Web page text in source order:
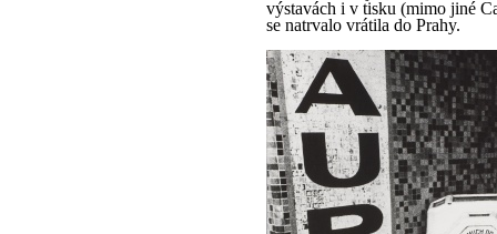
výstavách i v tisku (mimo jiné
se natrvalo vrátila do Prahy.